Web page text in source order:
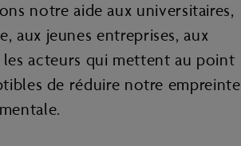
notre aide aux universitaires,
aux jeunes entreprises, aux
acteurs qui mettent au point
de réduire notre empreinte